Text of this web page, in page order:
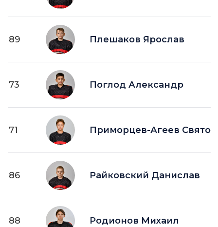
89 Плешаков Ярослав
73 Поглод Александр
71 Приморцев-Агеев
86 Райковский Данислав
88 Родионов Михаил